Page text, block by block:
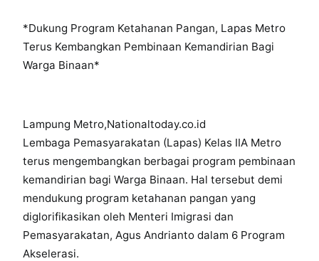
*Dukung Program Ketahanan Pangan, Lapas Metro
Terus Kembangkan Pembinaan Kemandirian Bagi
Warga Binaan*
Lampung Metro,Nationaltoday.co.id
Lembaga Pemasyarakatan (Lapas) Kelas IIA Metro
terus mengembangkan berbagai program pembinaan
kemandirian bagi Warga Binaan. Hal tersebut demi
mendukung program ketahanan pangan yang
diglorifikasikan oleh Menteri Imigrasi dan
Pemasyarakatan, Agus Andrianto dalam 6 Program
Akselerasi.